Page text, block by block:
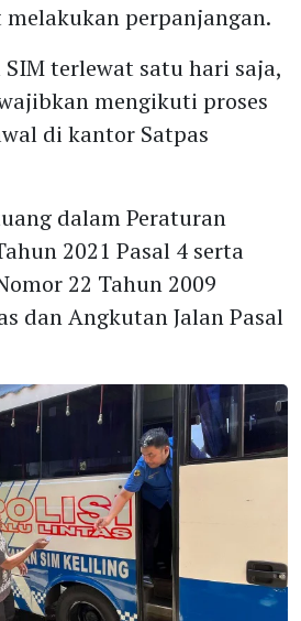
perpanjangan.
terlewat satu hari saja,
mengikuti proses
di kantor Satpas
dalam Peraturan
2021 Pasal 4 serta
22 Tahun 2009
dan Angkutan Jalan Pasal